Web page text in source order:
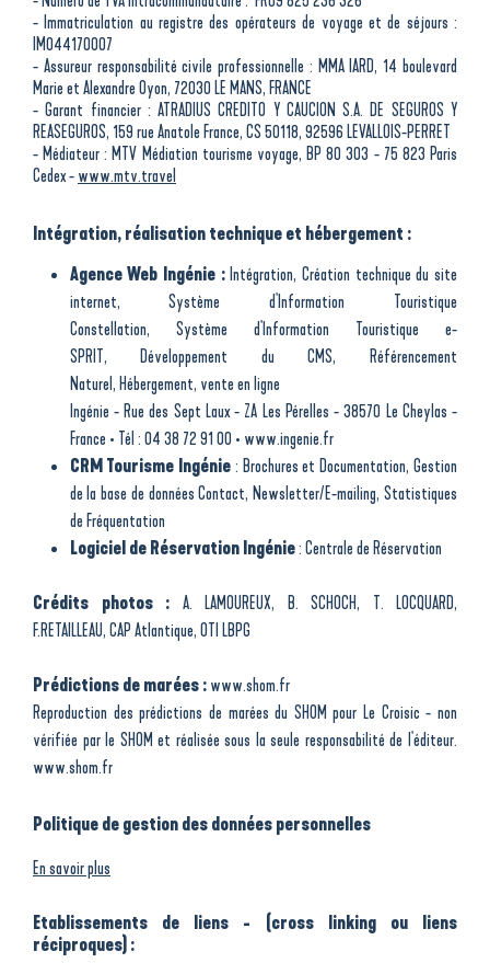
- Immatriculation au registre des opérateurs de voyage et de séjours :
IM044170007
- Assureur responsabilité civile professionnelle : MMA IARD, 14 boulevard
Marie et Alexandre Oyon, 72030 LE MANS, FRANCE
- Garant financier : ATRADIUS CREDITO Y CAUCION S.A. DE SEGUROS Y
REASEGUROS, 159 rue Anatole France, CS 50118, 92596 LEVALLOIS-PERRET
- Médiateur : MTV Médiation tourisme voyage, BP 80 303 - 75 823 Paris
Cedex -www.mtv.travel
Intégration, réalisation technique et hébergement :
Agence Web Ingénie : Intégration, Création technique du site
internet,Système d'Information Touristique
Constellation, Système d'Information Touristique e-
SPRIT, Développement du CMS, Référencement
Naturel, Hébergement, vente en ligne
Ingénie - Rue des Sept Laux - ZA Les Pérelles - 38570 Le Cheylas -
France • Tél :04 38 72 91 00 • ​ www.ingenie.fr
CRM Tourisme Ingénie: Brochures et Documentation,Gestion
de la base de données Contact, Newsletter/E-mailing,Statistiques
de Fréquentation
Logiciel de RéservationIngénie:Centrale de Réservation
Crédits photos : A. LAMOUREUX, B. SCHOCH, T. LOCQUARD,
F.RETAILLEAU, CAP Atlantique, OTI LBPG
Prédictions de marées :www.shom.fr
Reproduction des prédictions de marées du SHOM pour Le Croisic - non
vérifiée par le SHOM et réalisée sous la seule responsabilité de l'éditeur.
www.shom.fr
Politique de gestion des données personnelles
En savoir plus
Etablissements de liens - (cross linking ou liens
réciproques) :